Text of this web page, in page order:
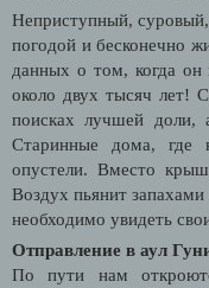
Неприступный,
погодой и бесконечно
данных о том, когда он
около двух тысяч лет!
поисках лучшей доли,
Старинные дома, где
опустели. Вместо
Воздух пьянит
необходимо увидеть
Отправление в аул
По пути нам